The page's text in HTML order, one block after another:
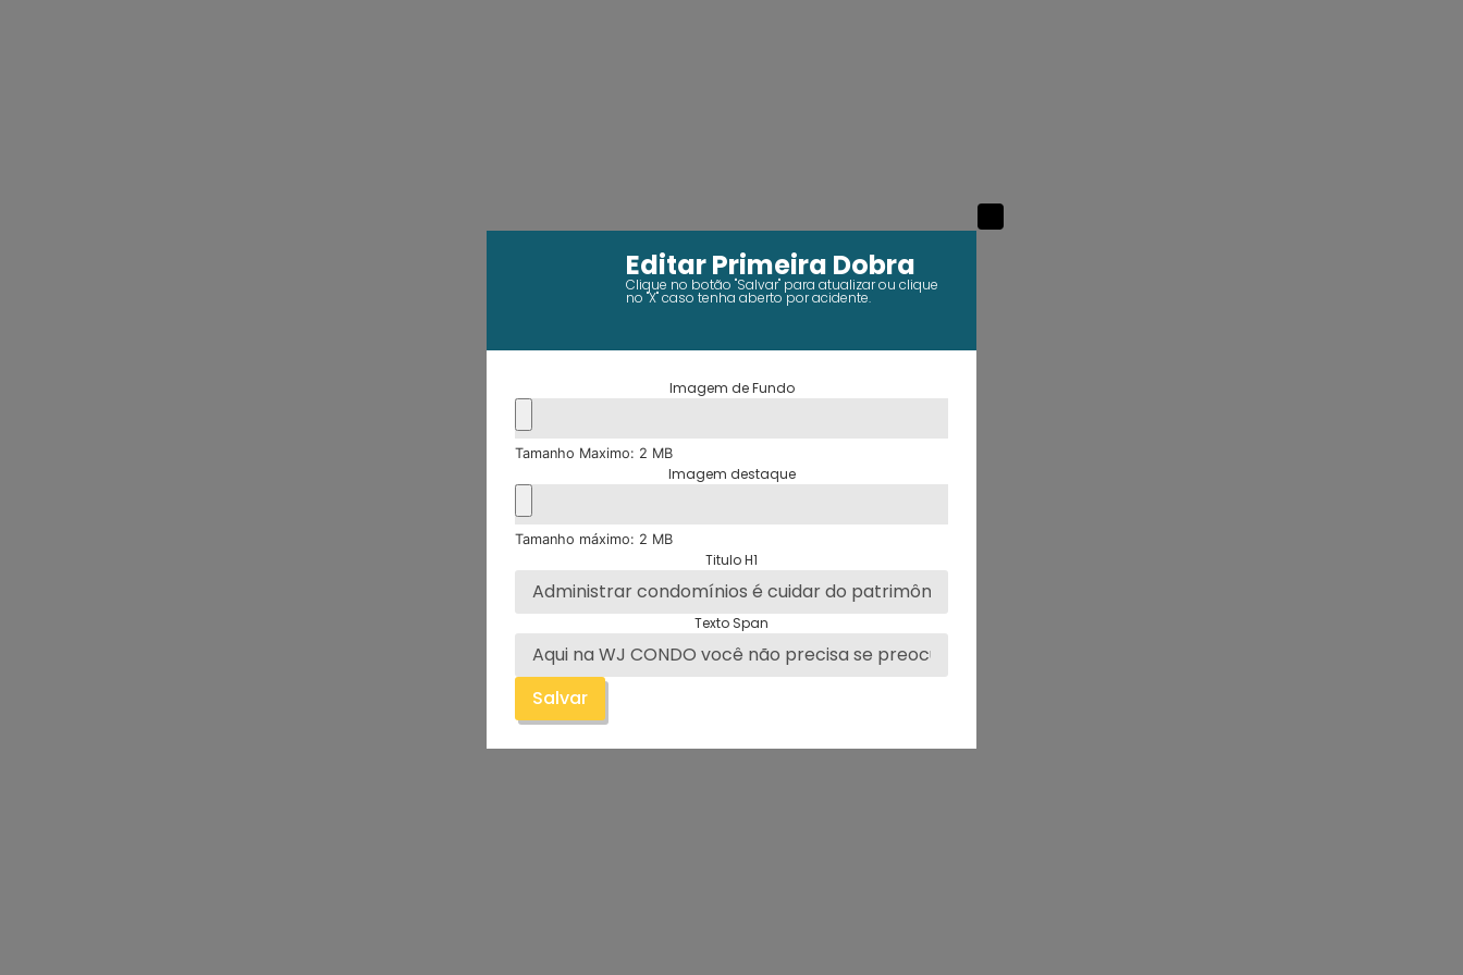
Editar Primeira Dobra
Clique no botão "Salvar" para atualizar ou clique
no "X" caso tenha aberto por acidente.
Imagem de Fundo
Tamanho Maximo: 2 MB
Imagem destaque
Tamanho máximo: 2 MB
Titulo H1
Texto Span
Salvar